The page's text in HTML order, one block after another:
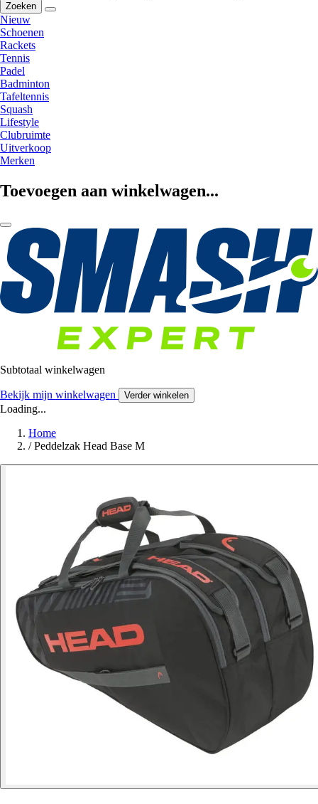
Zoeken
Nieuw
Schoenen
Rackets
Tennis
Padel
Badminton
Tafeltennis
Squash
Lifestyle
Clubruimte
Uitverkoop
Merken
Toevoegen aan winkelwagen...
Subtotaal winkelwagen
Bekijk mijn winkelwagen Verder winkelen
Loading...
Home
/ Peddelzak Head Base M